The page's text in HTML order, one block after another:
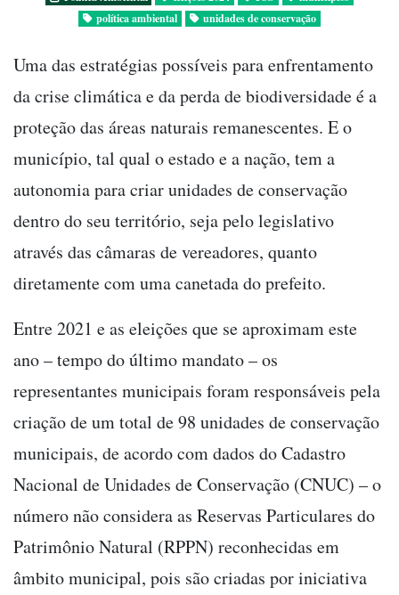
política ambiental
unidades de conservação
Uma das estratégias possíveis para enfrentamento
da crise climática e da perda de biodiversidade é a
proteção das áreas naturais remanescentes. E o
município, tal qual o estado e a nação, tem a
autonomia para criar unidades de conservação
dentro do seu território, seja pelo legislativo
através das câmaras de vereadores, quanto
diretamente com uma canetada do prefeito.
Entre 2021 e as eleições que se aproximam este
ano – tempo do último mandato – os
representantes municipais foram responsáveis pela
criação de um total de 98 unidades de conservação
municipais, de acordo com dados do Cadastro
Nacional de Unidades de Conservação (CNUC) – o
número não considera as Reservas Particulares do
Patrimônio Natural (RPPN) reconhecidas em
âmbito municipal, pois são criadas por iniciativa